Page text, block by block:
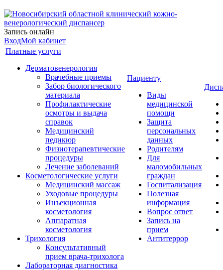
Запись онлайн
ВходМой кабинет
Платные услуги
Дерматовенерология
Врачебные приемы
Забор биологического
материала
Профилактические
осмотры и выдача
справок
Медицинский
педикюр
Физиотерапевтические
процедуры
Лечение заболеваний
Косметологические услуги
Медицинский массаж
Уходовые процедуры
Инъекционная
косметология
Аппаратная
косметология
Трихология
Консультативный
прием врача-трихолога
Лабораторная диагностика
Пациенту
Виды
медицинской
помощи
Защита
персональных
данных
Родителям
Для
маломобильных
граждан
Госпитализация
Полезная
информация
Вопрос ответ
Запись на
прием
Антитеррор